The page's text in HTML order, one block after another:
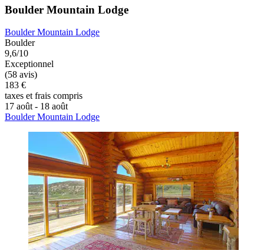
Boulder Mountain Lodge
Boulder Mountain Lodge
Boulder
9,6/10
Exceptionnel
(58 avis)
183 €
taxes et frais compris
17 août - 18 août
Boulder Mountain Lodge